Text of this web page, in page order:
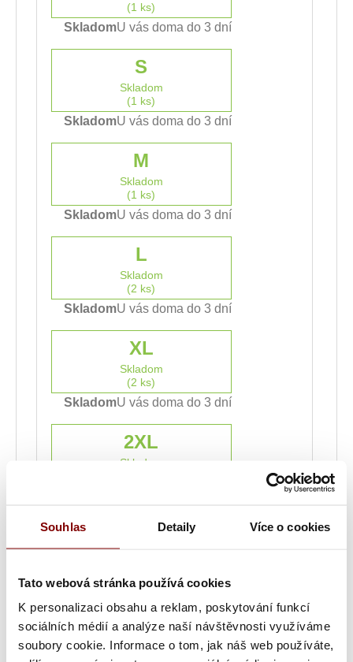
Souhlas Detaily Více o cookies
Tato webová stránka používá cookies
K personalizaci obsahu a reklam, poskytování funkcí
sociálních médií a analýze naší návštěvnosti využíváme
soubory cookie. Informace o tom, jak náš web používáte,
(1 ks)
SkladomU vás doma do 3 dní
S
Skladom
(1 ks)
SkladomU vás doma do 3 dní
M
Skladom
(1 ks)
SkladomU vás doma do 3 dní
L
Skladom
(2 ks)
SkladomU vás doma do 3 dní
XL
Skladom
(2 ks)
SkladomU vás doma do 3 dní
2XL
Skladom
SkladomU vás doma do 3 dní
bez výšivky iba logo len text Logo + text